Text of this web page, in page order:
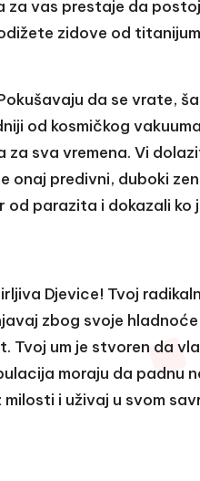
vas prestaje da
zidove od
da se vrate,
od kosmičkog
sva vremena. Vi
predivni, duboki zen
parazita i dokazali ko
Djevice! Tvoj
zbog svoje
Tvoj um je stvoren da
moraju da padnu
i uživaj u svom